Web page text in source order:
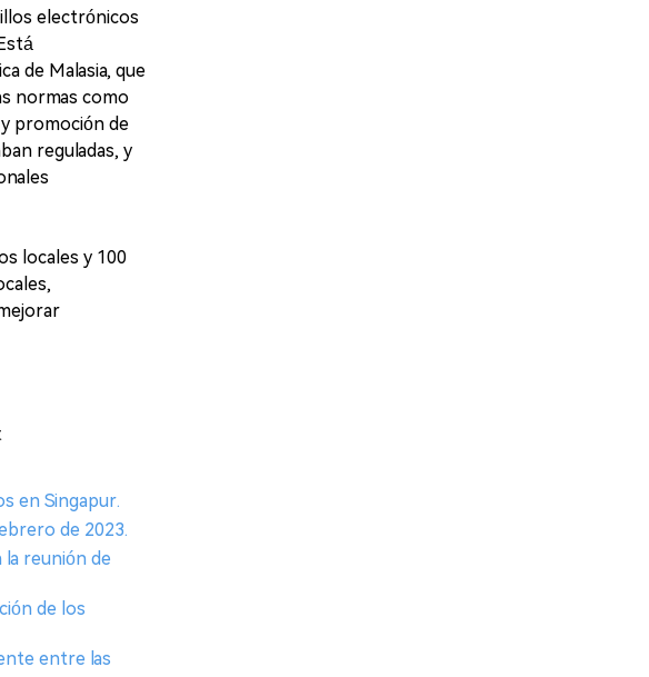
electrónicos
de Malasia, que
normas como
promoción de
reguladas, y
locales y 100
en Singapur.
de 2023.
reunión de
de los
entre las